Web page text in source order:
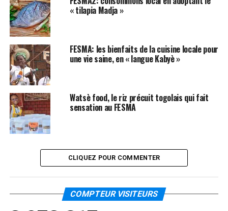
« tilapia Madja »
FESMA: les bienfaits de la cuisine locale pour
une vie saine, en « langue Kabyè »
Watsè food, le riz précuit togolais qui fait
sensation au FESMA
CLIQUEZ POUR COMMENTER
COMPTEUR VISITEURS